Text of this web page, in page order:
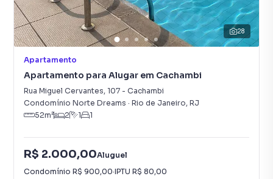
28
Apartamento
Apartamento para Alugar em Cachambi
Rua Miguel Cervantes, 107 - Cachambi
Condomínio Norte Dreams · Rio de Janeiro, RJ
52m² 2 1 1
R$ 2.000,00Aluguel
Condomínio R$ 900,00·IPTU R$ 80,00